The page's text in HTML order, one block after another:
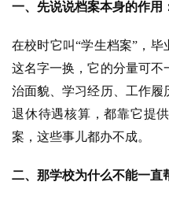
一、先说说档案本身的作用
在校时它叫“学生档案”，
这名字一换，它的分量可不
治面貌、学习经历、工作履
退休待遇核算，都靠它提
案，这些事儿都办不成。
二、那学校为什么不能一直